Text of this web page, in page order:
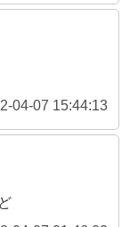
04-07 15:44:13